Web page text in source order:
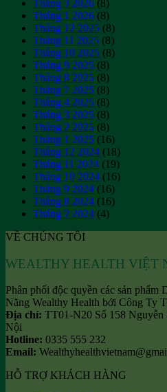
Tháng 3 2026 (8)
Tháng 1 2026 (8)
Tháng 12 2025 (8)
Tháng 11 2025 (8)
Tháng 10 2025 (8)
Tháng 9 2025 (8)
Tháng 8 2025 (8)
Tháng 7 2025 (8)
Tháng 4 2025 (8)
Tháng 3 2025 (8)
Tháng 2 2025 (8)
Tháng 1 2025 (16)
Tháng 12 2024 (18)
Tháng 11 2024 (19)
Tháng 10 2024 (16)
Tháng 9 2024 (16)
Tháng 8 2024 (16)
Tháng 7 2024 (4)
VỀ CHÚNG TÔI
WEALTHY HEALTH VIỆT
Phân phối độc quyền các sản phẩm
Năng Wealthy Health bởi Công
Địa chỉ: TT01-N20 Số 158
Nội
Hotline: 0335 555 232
Email:
HỖ TRỢ KHÁCH HÀNG